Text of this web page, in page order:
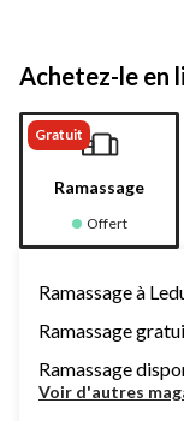
Achetez-le en
Gratuit
Ramassage
Offert
Ramassage à
Ramassage
Ramassage
Voir d'autres